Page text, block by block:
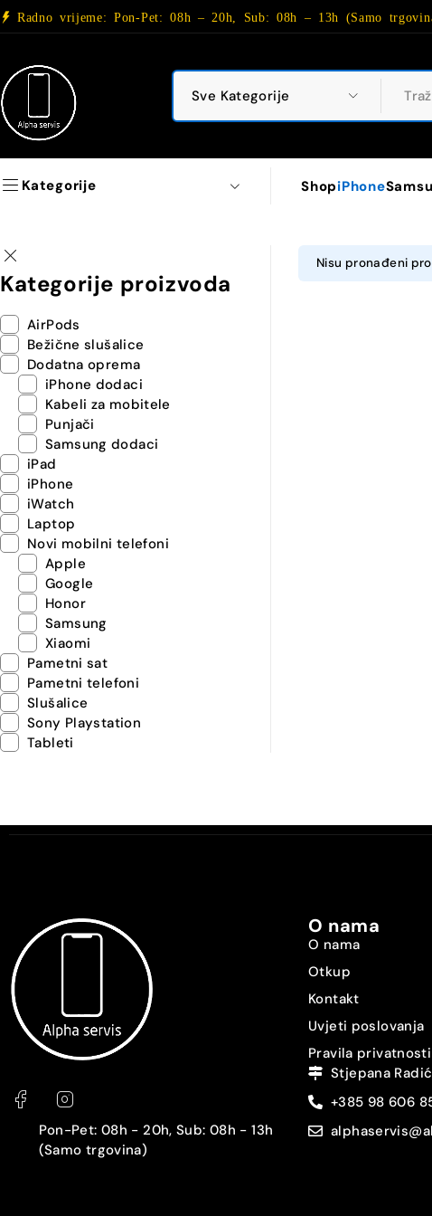
Radno vrijeme: Pon-Pet: 08h – 20h, Sub: 08h – 13h (Samo
Kategorije ShopiPhone
Kategorije proizvoda
AirPods
Bežične slušalice
Dodatna oprema
iPhone dodaci
Kabeli za mobitele
Punjači
Samsung dodaci
iPad
iPhone
iWatch
Laptop
Novi mobilni telefoni
Apple
Google
Honor
Samsung
Xiaomi
Pametni sat
Pametni telefoni
Slušalice
Sony Playstation
Tableti
Nisu pronađeni
Pon-Pet: 08h - 20h, Sub: 08h - 13h
(Samo trgovina)
O nama
O nama
Otkup
Kontakt
Uvjeti poslovanja
Pravila privatnosti
Stjepana
+385 98 606